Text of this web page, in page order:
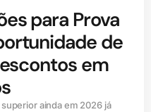
para Prova
de
em
ainda em 2026 já